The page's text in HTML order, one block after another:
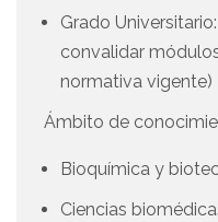
Grado
convalidar
normativa vigente)
Ámbito de
Bioquímica y
Ciencias